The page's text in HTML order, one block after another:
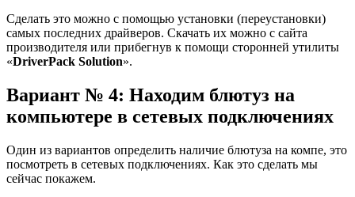
Сделать это можно с помощью установки (переустановки)
самых последних драйверов. Скачать их можно с сайта
производителя или прибегнув к помощи сторонней утилиты
«DriverPack Solution».
Вариант № 4: Находим блютуз на
компьютере в сетевых подключениях
Один из вариантов определить наличие блютуза на компе, это
посмотреть в сетевых подключениях. Как это сделать мы
сейчас покажем.